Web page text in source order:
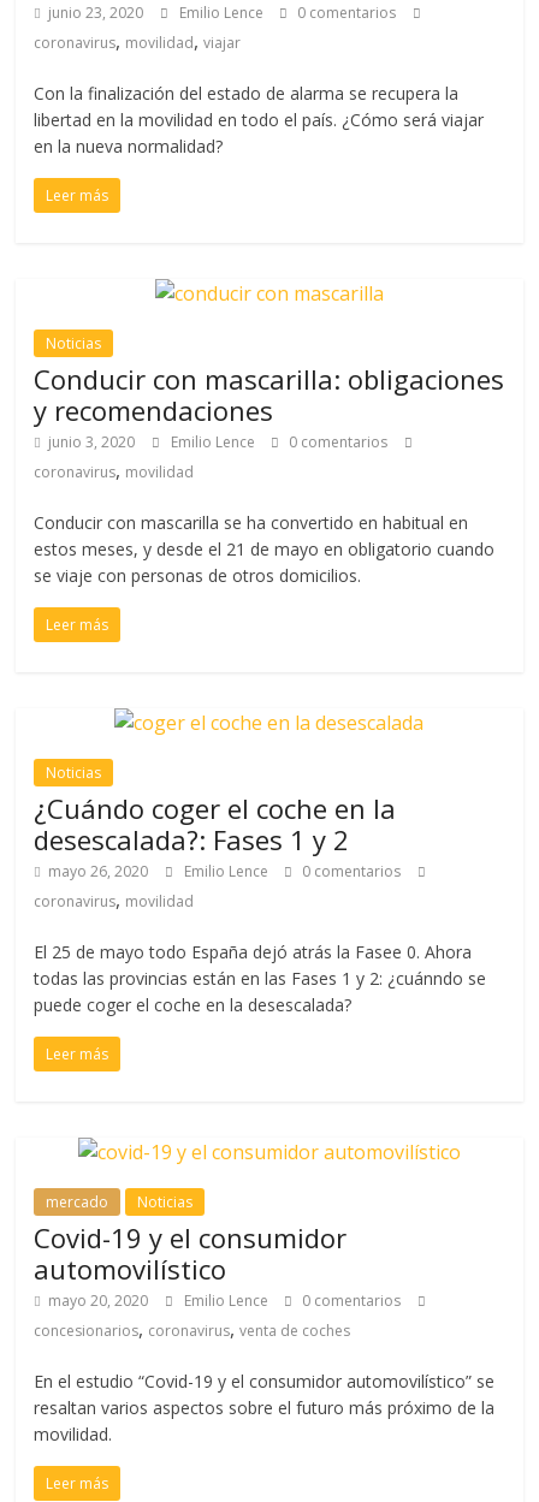
junio 23, 2020 Emilio Lence
0 comentarios
coronavirus, movilidad,viajar
Con la finalización del estado de alarma se recupera la
libertad en la movilidad en todo el país. ¿Cómo será viajar
en la nueva normalidad?
Leer más
Noticias
Conducir con mascarilla: obligaciones
y recomendaciones
junio 3, 2020 Emilio Lence
0 comentarios
coronavirus, movilidad
Conducir con mascarilla se ha convertido en habitual en
estos meses, y desde el 21 de mayo en obligatorio cuando
se viaje con personas de otros domicilios.
Leer más
Noticias
¿Cuándo coger el coche en la
desescalada?: Fases 1 y 2
mayo 26, 2020 Emilio Lence
0 comentarios
coronavirus, movilidad
El 25 de mayo todo España dejó atrás la Fasee 0. Ahora
todas las provincias están en las Fases 1 y 2: ¿cuánndo se
puede coger el coche en la desescalada?
Leer más
mercado Noticias
Covid-19 y el consumidor
automovilístico
mayo 20, 2020 Emilio Lence
0 comentarios
concesionarios, coronavirus,venta de coches
En el estudio “Covid-19 y el consumidor automovilístico” se
resaltan varios aspectos sobre el futuro más próximo de la
movilidad.
Leer más